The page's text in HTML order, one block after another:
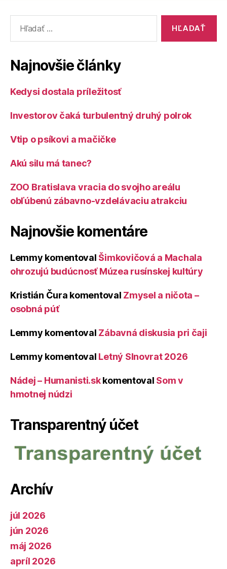
Najnovšie články
Kedysi dostala príležitosť
Investorov čaká turbulentný druhý polrok
Vtip o psíkovi a mačičke
Akú silu má tanec?
ZOO Bratislava vracia do svojho areálu
obľúbenú zábavno-vzdelávaciu atrakciu
Najnovšie komentáre
Lemmy komentoval Šimkovičová a Machala
ohrozujú budúcnosť Múzea rusínskej kultúry
Kristián Čura komentoval Zmysel a ničota –
osobná púť
Lemmy komentoval Zábavná diskusia pri čaji
Lemmy komentoval Letný Slnovrat 2026
Nádej – Humanisti.skkomentoval Som v
hmotnej núdzi
Transparentný účet
Archív
júl 2026
jún 2026
máj 2026
apríl 2026